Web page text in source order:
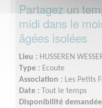
Partagez un
midi dans le
âgées isolées
Lieu : HUSSEREN
Type : Ecoute
Association : Les Petits
Date : Tout le temps
Disponibilité